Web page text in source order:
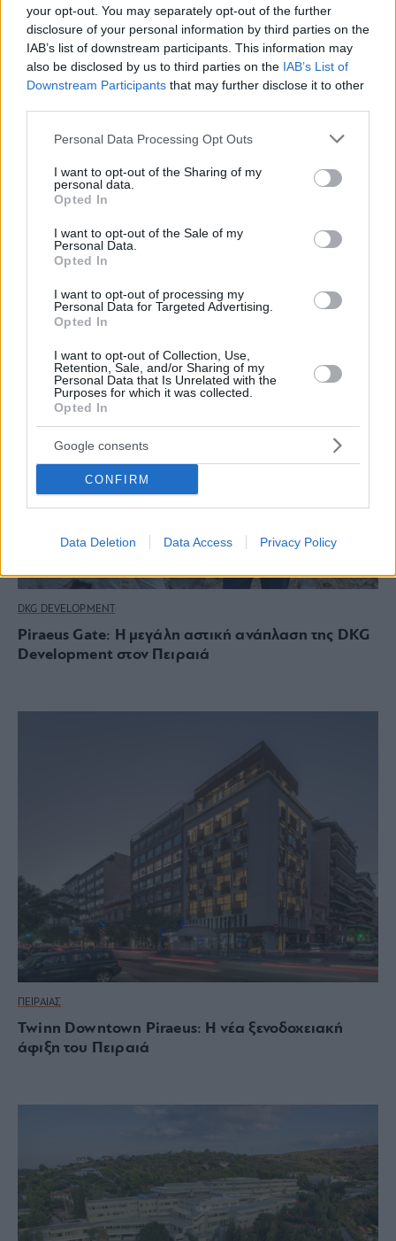
your opt-out. You may separately opt-out of the further
disclosure of your personal information by third parties on the
IAB’s list of downstream participants. This information may
also be disclosed by us to third parties on the IAB’s List of
Downstream Participants that may further disclose it to other
Please note that this website/app uses one or more Google
not limited to your visit or usage behaviour. You may click to
grant or deny consent to Google and its third-party tags to
use your data for below specified purposes in below Google
consent section.
Personal Data Processing Opt Outs
I want to opt-out of the Sharing of my
personal data.
Opted In
I want to opt-out of the Sale of my
Personal Data.
Opted In
I want to opt-out of processing my
Personal Data for Targeted Advertising.
Opted In
I want to opt-out of Collection, Use,
Retention, Sale, and/or Sharing of my
Personal Data that Is Unrelated with the
Purposes for which it was collected.
Opted In
Google consents
CONFIRM
Data Deletion Data Access Privacy Policy
Aura Residential: Η εταιρία που θα αναλάβει την
ανάπτυξη κατοικιών προς ενοικίαση στο Ελληνικό
DKG DEVELOPMENT
Piraeus Gate: Η μεγάλη αστική ανάπλαση της DKG
Development στον Πειραιά
ΠΕΙΡΑΙΑΣ
Twinn Downtown Piraeus: Η νέα ξενοδοχειακή
άφιξη του Πειραιά